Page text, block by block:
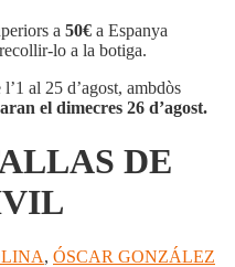
a 50€ a Espanya
lo a la botiga.
al 25 d’agost, ambdòs
el dimecres 26 d’agost.
DE
, ÓSCAR GONZÁLEZ